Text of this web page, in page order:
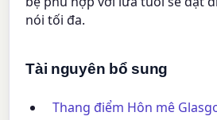
nói tối đa.
Tài nguyên bổ sung
Thang điểm Hôn mê